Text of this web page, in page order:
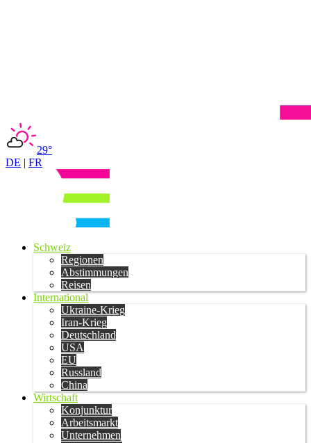
29°
DE | FR
Schweiz
Regionen
Abstimmungen
Reisen
International
Ukraine-Krieg
Iran-Krieg
Deutschland
USA
EU
Russland
China
Wirtschaft
Konjunktur
Arbeitsmarkt
Unternehmen